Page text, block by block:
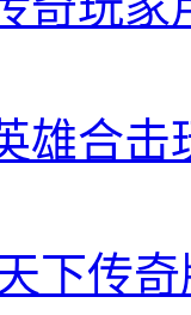
雄合
下传